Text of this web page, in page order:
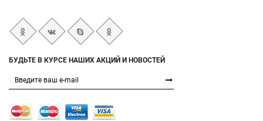
БУДЬТЕ В КУРСЕ НАШИХ АКЦИЙ И НОВОСТЕЙ